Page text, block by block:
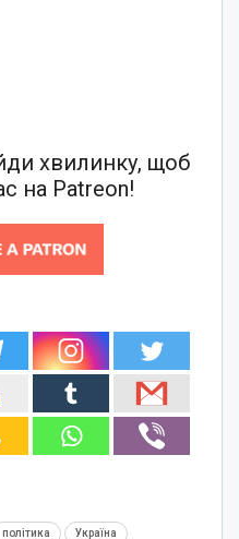
хвилинку, щоб
на Patreon!
політика Україна